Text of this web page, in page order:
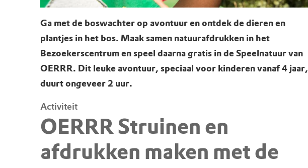
Ga met de boswachter op avontuur en ontdek de dieren en
plantjes in het bos. Maak samen natuurafdrukken in het
Bezoekerscentrum en speel daarna gratis in de Speelnatuur van
OERRR. Dit leuke avontuur, speciaal voor kinderen vanaf 4 jaar,
duurt ongeveer 2 uur.
Activiteit
OERRR Struinen en
afdrukken maken met de